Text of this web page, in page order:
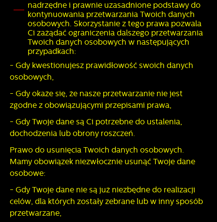
nadrzędne i prawnie uzasadnione podstawy do
kontynuowania przetwarzania Twoich danych
osobowych. Skorzystanie z tego prawa pozwala
Ci zażądać ograniczenia dalszego przetwarzania
Twoich danych osobowych w następujących
przypadkach:
- Gdy kwestionujesz prawidłowość swoich danych
osobowych,
- Gdy okaże się, że nasze przetwarzanie nie jest
zgodne z obowiązującymi przepisami prawa,
- Gdy Twoje dane są Ci potrzebne do ustalenia,
dochodzenia lub obrony roszczeń.
Prawo do usunięcia Twoich danych osobowych.
Mamy obowiązek niezwłocznie usunąć Twoje dane
osobowe:
- Gdy Twoje dane nie są już niezbędne do realizacji
celów, dla których zostały zebrane lub w inny sposób
przetwarzane,